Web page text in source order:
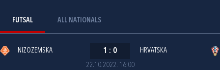
FUTSAL ALL NATIONALS
22.10.2022. 16:00
NIZOZEMSKA 1 : 0 HRVATSKA